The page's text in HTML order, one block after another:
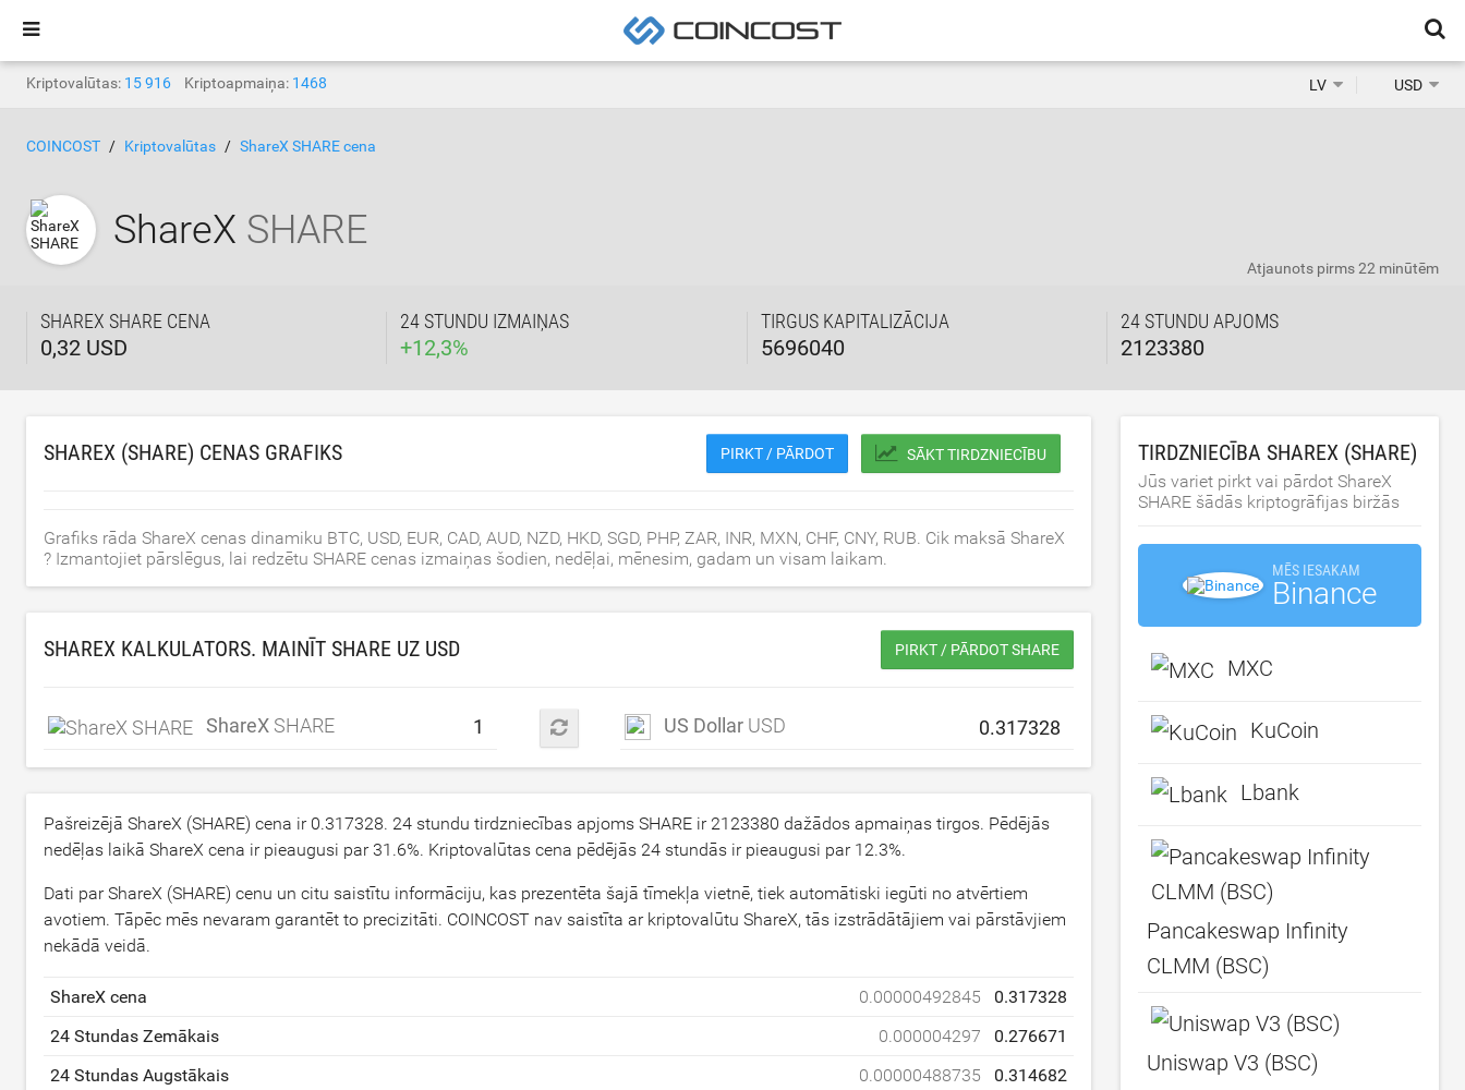
Kriptovalūtas: 15 916 Kriptoapmaiņa: 1468 LV USD
COINCOST Kriptovalūtas ShareX SHARE cena
ShareX SHARE
SHAREX SHARE CENA
0,32 USD
24 STUNDU IZMAIŅAS
+12,3%
TIRGUS KAPITALIZĀCIJA
5696040
24 STUNDU APJOMS
2123380
Atjaunots pirms 22 minūtēm
SHAREX (SHARE) CENAS GRAFIKS PIRKT / PĀRDOT SĀKT TIRDZNIECĪBU
Grafiks rāda ShareX cenas dinamiku BTC, USD, EUR, CAD, AUD, NZD, HKD, SGD, PHP, ZAR, INR, MXN, CHF, CNY, RUB. Cik maksā ShareX
? Izmantojiet pārslēgus, lai redzētu SHARE cenas izmaiņas šodien, nedēļai, mēnesim, gadam un visam laikam.
SHAREX KALKULATORS. MAINĪT SHARE UZ USD PIRKT / PĀRDOT SHARE
ShareX SHARE US Dollar USD
Pašreizējā ShareX (SHARE) cena ir 0.317328. 24 stundu tirdzniecības apjoms SHARE ir 2123380 dažādos apmaiņas tirgos. Pēdējās
nedēļas laikā ShareX cena ir pieaugusi par31.6%. Kriptovalūtas cena pēdējās 24 stundās ir pieaugusi par 12.3%.
Dati par ShareX (SHARE) cenu un citu saistītu informāciju, kas prezentēta šajā tīmekļa vietnē, tiek automātiski iegūti no atvērtiem
avotiem. Tāpēc mēs nevaram garantēt to precizitāti. COINCOST nav saistīta ar kriptovalūtu ShareX, tās izstrādātājiem vai pārstāvjiem
nekādā veidā.
ShareX cena 0.00000492845
0.317328
24 Stundas Zemākais
0.000004297
0.276671
24 Stundas Augstākais
0.00000488735
0.314682
TIRDZNIECĪBA SHAREX (SHARE)
Jūs variet pirkt vai pārdot ShareX
SHARE šādās kriptogrāfijas biržās
MĒS IESAKAM
Binance
MXC
KuCoin
Lbank
Pancakeswap Infinity
CLMM (BSC)
Uniswap V3 (BSC)